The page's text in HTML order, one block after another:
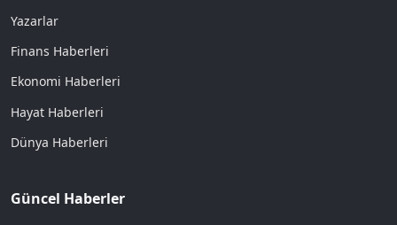
Yazarlar
Finans Haberleri
Ekonomi Haberleri
Hayat Haberleri
Dünya Haberleri
Güncel Haberler